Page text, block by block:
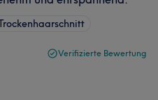
Verifizierte Bewertung